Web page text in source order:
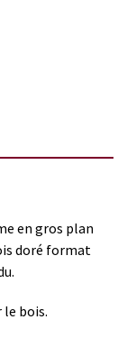
en gros plan
doré format
bois.